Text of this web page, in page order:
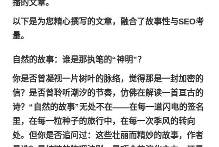
播的文章。
以下是为您精心撰写的文章，融合了故事性与SEO考
量。
自然的故事：谁是那执笔的“神明”？
你是否曾凝视一片树叶的脉络，觉得那是一封加密的
信？是否曾聆听潮汐的节奏，仿佛在解读一首亘古的
诗？“自然的故事”无处不在——在每一道闪电的签名
里，在每一粒种子的旅行中，在每一次季风的转向
处。但你是否追问过：这些壮丽而精妙的故事，作者